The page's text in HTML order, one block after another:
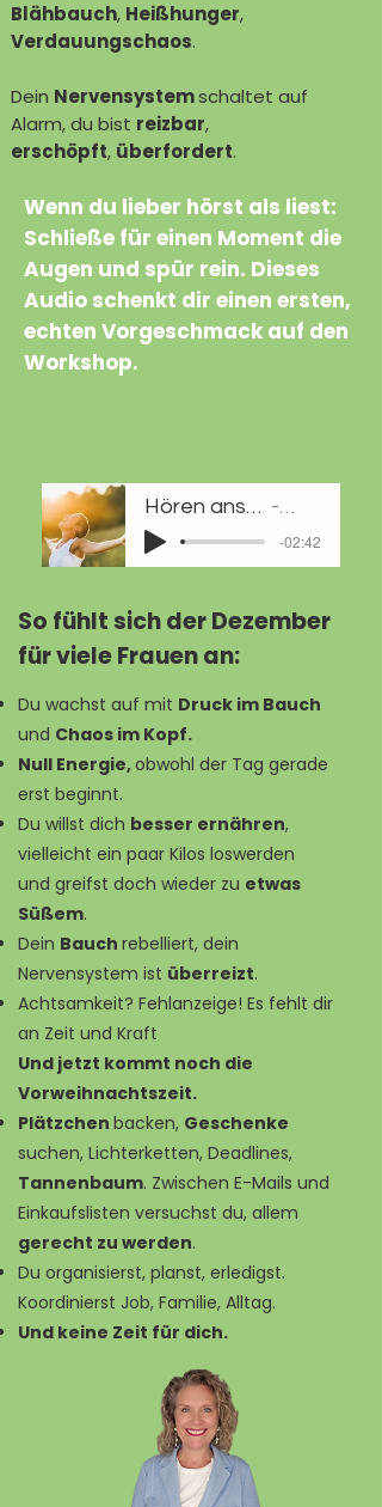
Blähbauch, Heißhunger,
Verdauungschaos.
Dein Nervensystemschaltet auf
Alarm, du bist reizbar,
erschöpft, überfordert.
Wenn du lieber hörst als liest:
Schließe für einen Moment die
Augen und spür rein. Dieses
Audio schenkt dir einen ersten,
echten Vorgeschmack auf den
Workshop.
Hören anstatt lese Marion
-02:42
So fühlt sich der Dezember
für viele Frauen an:
Du wachst auf mit Druck im Bauch
und Chaos im Kopf.
Null Energie,obwohl der Tag gerade
erst beginnt.
Du willst dich besser ernähren,
vielleicht ein paar Kilos loswerden
und greifst doch wieder zu etwas
Süßem.
Dein Bauch rebelliert, dein
Nervensystem ist überreizt.
Achtsamkeit? Fehlanzeige! Es fehlt dir
an Zeit und Kraft
Und jetzt kommt noch die
Vorweihnachtszeit.
Plätzchen backen, Geschenke
suchen, Lichterketten, Deadlines,
Tannenbaum. Zwischen E-Mails und
Einkaufslisten versuchst du, allem
gerecht zu werden.
Du organisierst, planst, erledigst.
Koordinierst Job, Familie, Alltag.
Und keine Zeit für dich.